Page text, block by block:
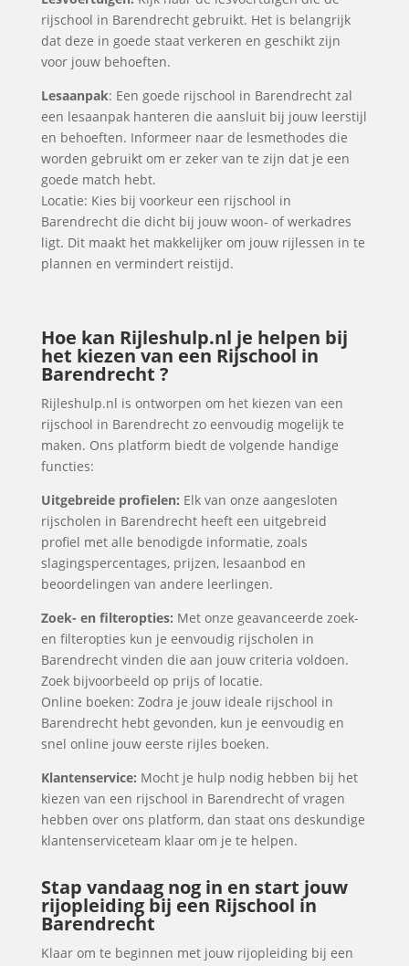
rijschool in Barendrecht gebruikt. Het is belangrijk
dat deze in goede staat verkeren en geschikt zijn
voor jouw behoeften.
Lesaanpak: Een goede rijschool in Barendrecht zal
een lesaanpak hanteren die aansluit bij jouw leerstijl
en behoeften. Informeer naar de lesmethodes die
worden gebruikt om er zeker van te zijn dat je een
goede match hebt.
Locatie: Kies bij voorkeur een rijschool in
Barendrecht die dicht bij jouw woon- of werkadres
ligt. Dit maakt het makkelijker om jouw rijlessen in te
plannen en vermindert reistijd.
Hoe kan Rijleshulp.nl je helpen bij
het kiezen van een Rijschool in
Barendrecht ?
Rijleshulp.nl is ontworpen om het kiezen van een
rijschool in Barendrecht zo eenvoudig mogelijk te
maken. Ons platform biedt de volgende handige
functies:
Uitgebreide profielen: Elk van onze aangesloten
rijscholen in Barendrecht heeft een uitgebreid
profiel met alle benodigde informatie, zoals
slagingspercentages, prijzen, lesaanbod en
beoordelingen van andere leerlingen.
Zoek- en filteropties: Met onze geavanceerde zoek-
en filteropties kun je eenvoudig rijscholen in
Barendrecht vinden die aan jouw criteria voldoen.
Zoek bijvoorbeeld op prijs of locatie.
Online boeken: Zodra je jouw ideale rijschool in
Barendrecht hebt gevonden, kun je eenvoudig en
snel online jouw eerste rijles boeken.
Klantenservice: Mocht je hulp nodig hebben bij het
kiezen van een rijschool in Barendrecht of vragen
hebben over ons platform, dan staat ons deskundige
klantenserviceteam klaar om je te helpen.
Stap vandaag nog in en start jouw
rijopleiding bij een Rijschool in
Barendrecht
Klaar om te beginnen met jouw rijopleiding bij een